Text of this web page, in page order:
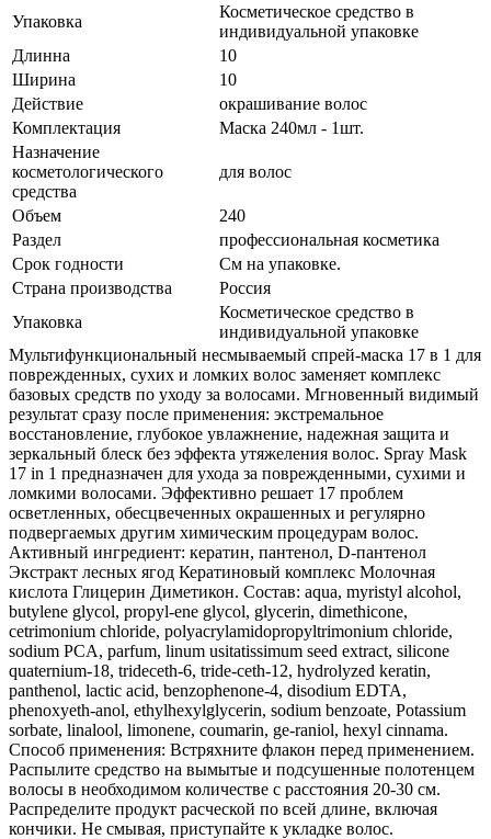
Упаковка
Косметическое средство в
индивидуальной упаковке
Длинна
10
Ширина
10
Действие
окрашивание волос
Комплектация
Маска 240мл - 1шт.
Назначение
косметологического
средства
для волос
Объем
240
Раздел
профессиональная косметика
Срок годности
См на упаковке.
Страна производства
Россия
Упаковка
Косметическое средство в
индивидуальной упаковке
Мультифункциональный несмываемый спрей-маска 17 в 1 для
поврежденных, сухих и ломких волос заменяет комплекс
базовых средств по уходу за волосами. Мгновенный видимый
результат сразу после применения: экстремальное
восстановление, глубокое увлажнение, надежная защита и
зеркальный блеск без эффекта утяжеления волос. Spray Mask
17 in 1 предназначен для ухода за поврежденными, сухими и
ломкими волосами. Эффективно решает 17 проблем
осветленных, обесцвеченных окрашенных и регулярно
подвергаемых другим химическим процедурам волос.
Активный ингредиент: кератин, пантенол, D-пантенол
Экстракт лесных ягод Кератиновый комплекс Молочная
кислота Глицерин Диметикон. Состав: aqua, myristyl alcohol,
butylene glycol, propyl-ene glycol, glycerin, dimethicone,
cetrimonium chloride, polyacrylamidopropyltrimonium chloride,
sodium PCA, parfum, linum usitatissimum seed extract, silicone
quaternium-18, trideceth-6, tride-ceth-12, hydrolyzed keratin,
panthenol, lactic acid, benzophenone-4, disodium EDTA,
phenoxyeth-anol, ethylhexylglycerin, sodium benzoate, Potassium
sorbate, linalool, limonene, coumarin, ge-raniol, hexyl cinnama.
Способ применения: Встряхните флакон перед применением.
Распылите средство на вымытые и подсушенные полотенцем
волосы в необходимом количестве с расстояния 20-30 см.
Распределите продукт расческой по всей длине, включая
кончики. Не смывая, приступайте к укладке волос.